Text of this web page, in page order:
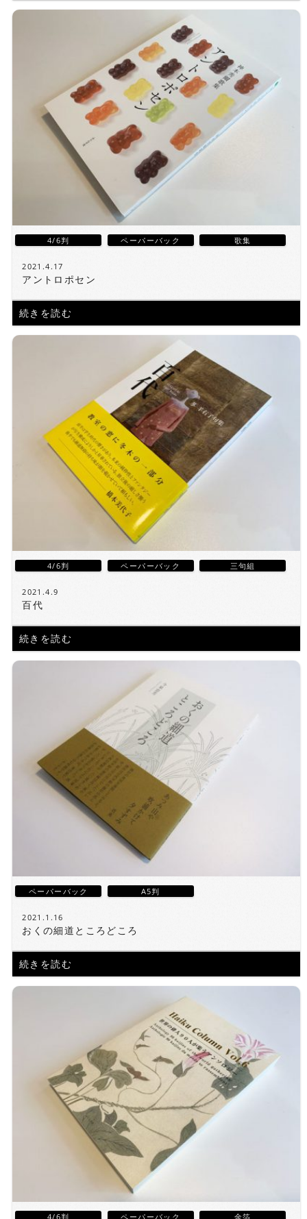
4/6判 ペーパーバック 歌集
2021.4.17
アントロポセン
続きを読む
4/6判 ペーパーバック 三句組
2021.4.9
百代
続きを読む
ペーパーバック A5判
2021.1.16
おくの細道ところどころ
続きを読む
4/6判 ペーパーバック 金箔